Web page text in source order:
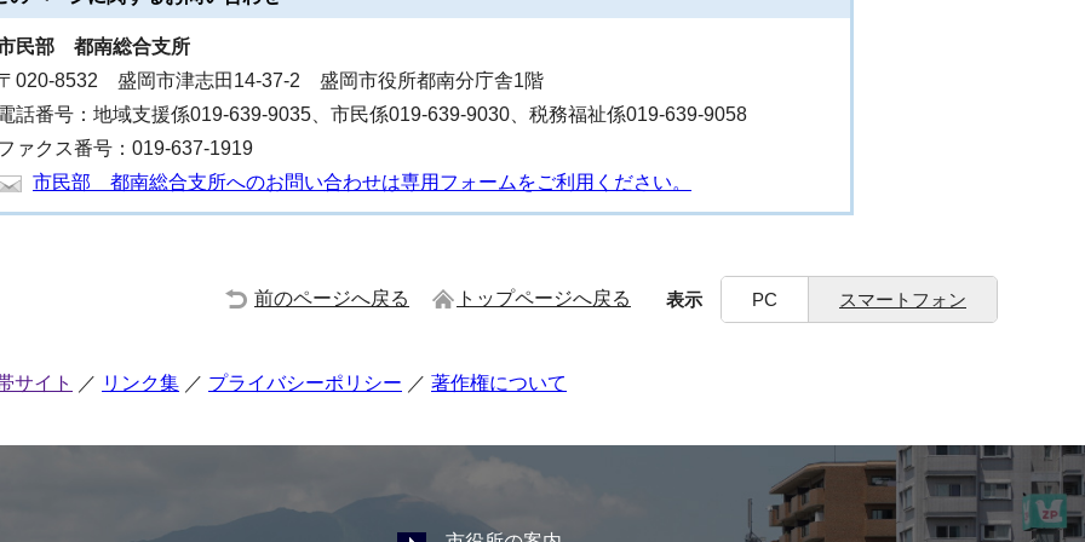
民部 都南総合支所
020-8532 盛岡市津志田14-37-2 盛岡市役所都南分庁舎1階
話番号：地域支援係019-639-9035、市民係019-639-9030、税務福祉係019-639-9058
ァクス番号：019-637-1919
市民部 都南総合支所へのお問い合わせは専用フォームをご利用ください。
前のページへ戻る トップページへ戻る 表示 PC スマートフォン
サイト リンク集 プライバシーポリシー 著作権について